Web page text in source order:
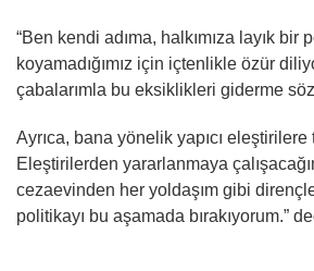
“Ben kendi adıma, halkımıza layık bir
koyamadığımız için içtenlikle özür
çabalarımla bu eksiklikleri giderme
Ayrıca, bana yönelik yapıcı
Eleştirilerden yararlanmaya
cezaevinden her yoldaşım gibi
politikayı bu aşamada bırakıyorum.”